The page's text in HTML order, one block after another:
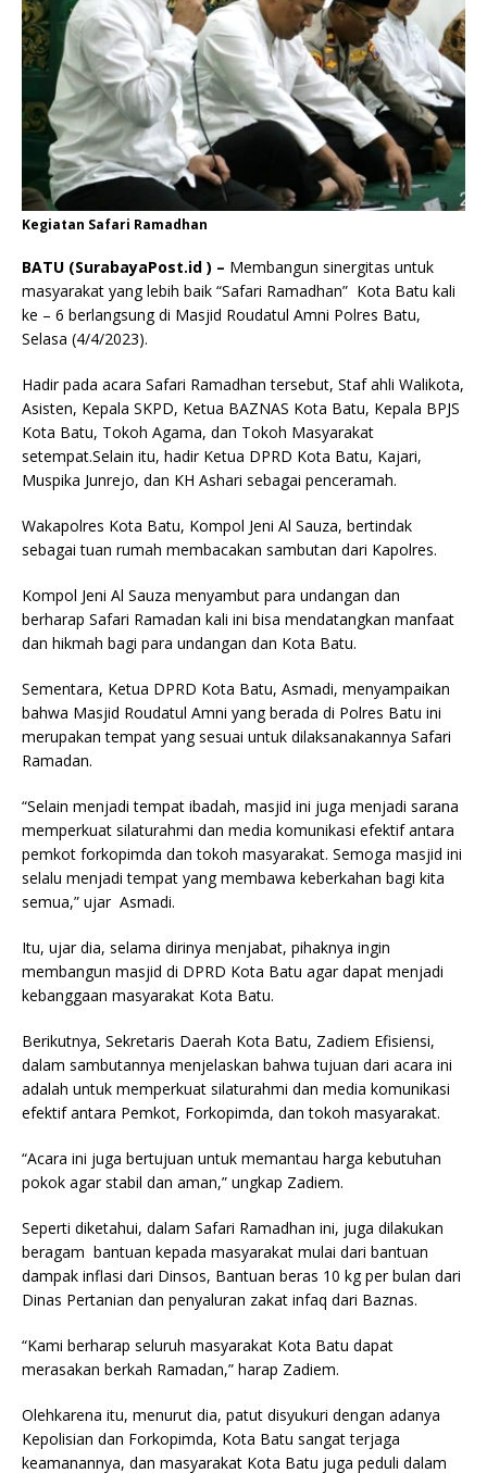
Kegiatan Safari Ramadhan
BATU (SurabayaPost.id ) – Membangun sinergitas untuk
masyarakat yang lebih baik “Safari Ramadhan” Kota Batu kali
ke – 6 berlangsung di Masjid Roudatul Amni Polres Batu,
Selasa (4/4/2023).
Hadir pada acara Safari Ramadhan tersebut, Staf ahli Walikota,
Asisten, Kepala SKPD, Ketua BAZNAS Kota Batu, Kepala BPJS
Kota Batu, Tokoh Agama, dan Tokoh Masyarakat
setempat.Selain itu, hadir Ketua DPRD Kota Batu, Kajari,
Muspika Junrejo, dan KH Ashari sebagai penceramah.
Wakapolres Kota Batu, Kompol Jeni Al Sauza, bertindak
sebagai tuan rumah membacakan sambutan dari Kapolres.
Kompol Jeni Al Sauza menyambut para undangan dan
berharap Safari Ramadan kali ini bisa mendatangkan manfaat
dan hikmah bagi para undangan dan Kota Batu.
Sementara, Ketua DPRD Kota Batu, Asmadi, menyampaikan
bahwa Masjid Roudatul Amni yang berada di Polres Batu ini
merupakan tempat yang sesuai untuk dilaksanakannya Safari
Ramadan.
“Selain menjadi tempat ibadah, masjid ini juga menjadi sarana
memperkuat silaturahmi dan media komunikasi efektif antara
pemkot forkopimda dan tokoh masyarakat. Semoga masjid ini
selalu menjadi tempat yang membawa keberkahan bagi kita
semua,” ujar Asmadi.
Itu, ujar dia, selama dirinya menjabat, pihaknya ingin
membangun masjid di DPRD Kota Batu agar dapat menjadi
kebanggaan masyarakat Kota Batu.
Berikutnya, Sekretaris Daerah Kota Batu, Zadiem Efisiensi,
dalam sambutannya menjelaskan bahwa tujuan dari acara ini
adalah untuk memperkuat silaturahmi dan media komunikasi
efektif antara Pemkot, Forkopimda, dan tokoh masyarakat.
“Acara ini juga bertujuan untuk memantau harga kebutuhan
pokok agar stabil dan aman,” ungkap Zadiem.
Seperti diketahui, dalam Safari Ramadhan ini, juga dilakukan
beragam bantuan kepada masyarakat mulai dari bantuan
dampak inflasi dari Dinsos, Bantuan beras 10 kg per bulan dari
Dinas Pertanian dan penyaluran zakat infaq dari Baznas.
“Kami berharap seluruh masyarakat Kota Batu dapat
merasakan berkah Ramadan,” harap Zadiem.
Olehkarena itu, menurut dia, patut disyukuri dengan adanya
Kepolisian dan Forkopimda, Kota Batu sangat terjaga
keamanannya, dan masyarakat Kota Batu juga peduli dalam